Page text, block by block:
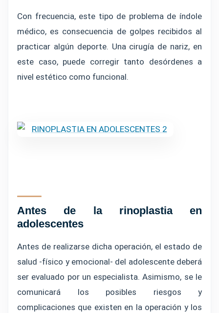
Con frecuencia, este tipo de problema de índole
médico, es consecuencia de golpes recibidos al
practicar algún deporte. Una cirugía de nariz, en
este caso, puede corregir tanto desórdenes a
nivel estético como funcional.
Antes de la rinoplastia en
adolescentes
Antes de realizarse dicha operación, el estado de
salud -físico y emocional- del adolescente deberá
ser evaluado por un especialista. Asimismo, se le
comunicará los posibles riesgos y
complicaciones que existen en la operación y los